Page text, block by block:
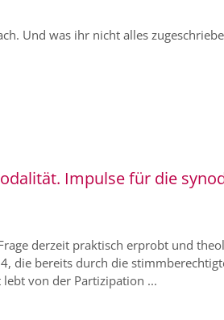
Und was ihr nicht alles
Impulse für die
derzeit praktisch erprobt und
die bereits durch die
von der Partizipation ...